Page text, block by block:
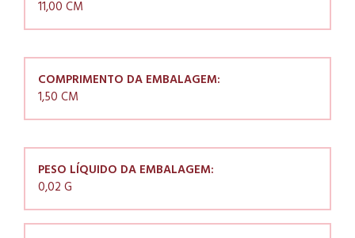
11,00 CM
COMPRIMENTO DA EMBALAGEM:
1,50 CM
PESO LÍQUIDO DA EMBALAGEM:
0,02 G